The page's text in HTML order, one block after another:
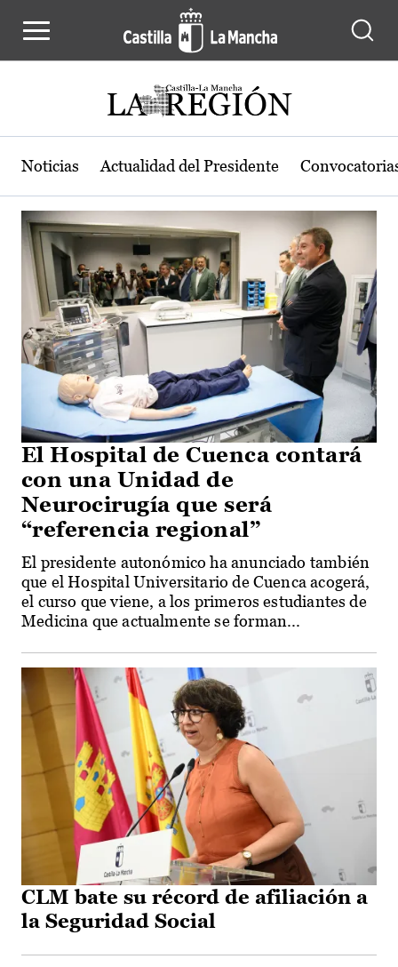
Actualidad de la región de Castilla-
Noticias Actualidad del Presidente
El Hospital de Cuenca contará
con una Unidad de
Neurocirugía que será
“referencia regional”
El presidente autonómico ha anunciado también
que el Hospital Universitario de Cuenca acogerá,
el curso que viene, a los primeros estudiantes de
Medicina que actualmente se forman...
CLM bate su récord de afiliación a
la Seguridad Social